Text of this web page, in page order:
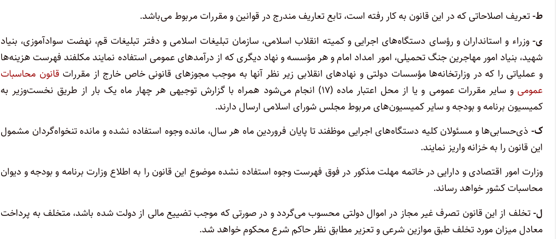
ط-تعریف اصلاحاتی که در این قانون به کار رفته است، تابع تعاریف مندرج در قوانین و مقررات مربوط می‌باشد.
ی-وزراء و استانداران و رؤسای دستگاه‌های اجرایی و کمیته انقلاب اسلامی، سازمان تبلیغات اسلامی و دفتر تبلیغات قم، نهضت سوادآموزی،‌ بنیاد
شهید، بنیاد امور مهاجرین جنگ تحمیلی، امور امداد امام و هر مؤسسه و نهاد دیگری که از درآمدهای عمومی استفاده نمایند مکلفند فهرست هزینه‌ها
و عملیاتی را که در وزارتخانه‌ها مؤسسات دولتی و نهادهای انقلابی زیر نظر آنها به موجب مجوزهای قانونی خاص خارج از مقررات قانون محاسبات
عمومی
و سایر مقررات عمومی و یا از محل اعتبار ماده (۱۷) انجام می‌شود همراه با گزارش توجیهی هر چهار ماه یک بار از طریق نخست‌وزیر به
کمیسیون برنامه و بودجه و سایر کمیسیون‌های مربوط مجلس شورای اسلامی ارسال دارند.
ک- ذی‌حسابی‌ها و مسئولان کلیه دستگاه‌های اجرایی موظفند تا پایان فروردین ماه هر سال، مانده وجوه استفاده نشده و مانده تنخواه‌گردان مشمول
این قانون را به خزانه واریز نمایند.
‌وزارت امور اقتصادی و دارایی در خاتمه مهلت مذکور در فوق فهرست وجوه استفاده نشده موضوع این قانون را به اطلاع وزارت برنامه و بودجه و دیوان
محاسبات کشور خواهد رساند.
ل-تخلف از این قانون تصرف غیر مجاز در اموال دولتی محسوب می‌گردد و در صورتی که موجب تضییع مالی از دولت شده باشد، متخلف به پرداخت
معادل میزان مورد تخلف طبق موازین شرعی و تعزیر مطابق نظر حاکم شرع محکوم خواهد شد.